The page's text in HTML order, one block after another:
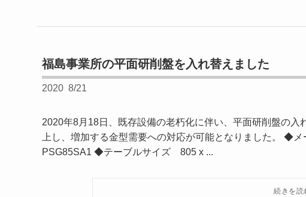
福島事業所の平面研削盤を入れ替えました
2020 8/21
2020年8月18日、既存設備の老朽化に伴い、平面研削盤の
上し、増加する金型需要への対応が可能となりまし
PSG85SA1 ◆テーブルサイズ 805 x ...